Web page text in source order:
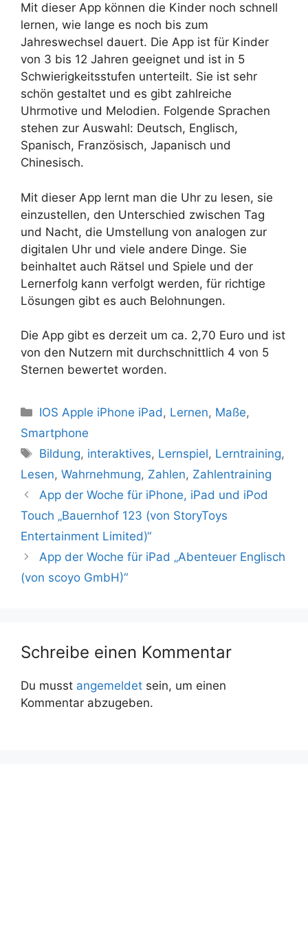
Mit dieser App können die Kinder noch schnell
lernen, wie lange es noch bis zum
Jahreswechsel dauert. Die App ist für Kinder
von 3 bis 12 Jahren geeignet und ist in 5
Schwierigkeitsstufen unterteilt. Sie ist sehr
schön gestaltet und es gibt zahlreiche
Uhrmotive und Melodien. Folgende Sprachen
stehen zur Auswahl: Deutsch, Englisch,
Spanisch, Französisch, Japanisch und
Chinesisch.
Mit dieser App lernt man die Uhr zu lesen, sie
einzustellen, den Unterschied zwischen Tag
und Nacht, die Umstellung von analogen zur
digitalen Uhr und viele andere Dinge. Sie
beinhaltet auch Rätsel und Spiele und der
Lernerfolg kann verfolgt werden, für richtige
Lösungen gibt es auch Belohnungen.
Die App gibt es derzeit um ca. 2,70 Euro und ist
von den Nutzern mit durchschnittlich 4 von 5
Sternen bewertet worden.
Kategorien
IOS Apple iPhone iPad, Lernen, Maße,
Smartphone
Schlagwörter
Bildung, interaktives, Lernspiel, Lerntraining,
Lesen, Wahrnehmung, Zahlen, Zahlentraining
App der Woche für iPhone, iPad und iPod
Touch „Bauernhof 123 (von StoryToys
Entertainment Limited)“
App der Woche für iPad „Abenteuer Englisch
(von scoyo GmbH)“
Schreibe einen Kommentar
Du musst angemeldet sein, um einen
Kommentar abzugeben.